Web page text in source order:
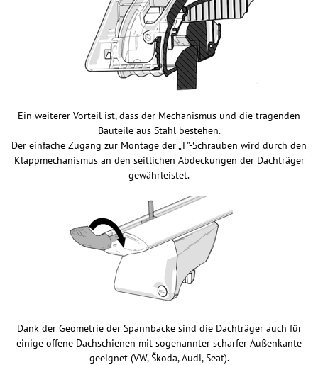
Ein weiterer Vorteil ist, dass der Mechanismus und die tragenden
Bauteile aus Stahl bestehen.
Der einfache Zugang zur Montage der „T"-Schrauben wird durch den
Klappmechanismus an den seitlichen Abdeckungen der Dachträger
gewährleistet.
Dank der Geometrie der Spannbacke sind die Dachträger auch für
einige offene Dachschienen mit sogenannter scharfer Außenkante
geeignet (VW, Škoda, Audi, Seat).